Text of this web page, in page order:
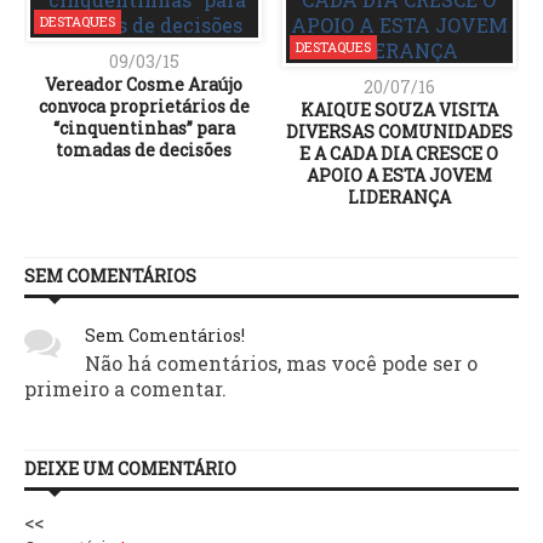
DESTAQUES
09/03/15
Vereador Cosme Araújo
convoca proprietários de
“cinquentinhas” para
tomadas de decisões
DESTAQUES
20/07/16
KAIQUE SOUZA VISITA
DIVERSAS COMUNIDADES
E A CADA DIA CRESCE O
APOIO A ESTA JOVEM
LIDERANÇA
SEM COMENTÁRIOS
Sem Comentários!
Não há comentários, mas você pode ser o
primeiro a comentar.
DEIXE UM COMENTÁRIO
<<